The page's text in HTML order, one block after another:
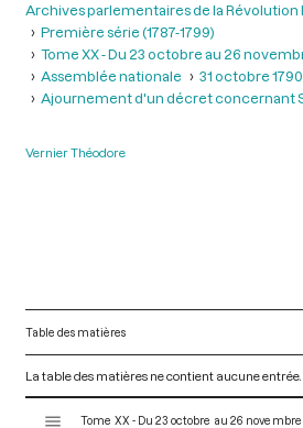
Archives parlementaires de la Révolution
Première série (1787-1799)
Tome XX - Du 23 octobre au 26
Assemblée nationale
31 octobre 1790
Ajournement d'un décret concernant
Vernier Théodore
Table des matières
La table des matières ne contient aucune entrée.
Tome XX - Du 23 octobre au 26 novembre